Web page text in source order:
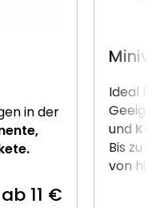
in der
ab 11 €
Ideal für
und
Bis zu 2
von